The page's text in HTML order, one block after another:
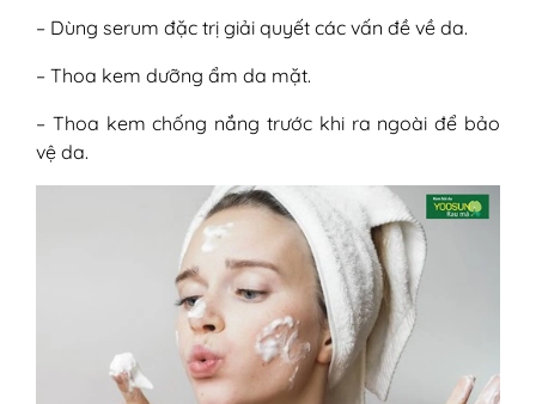
– Dùng serum đặc trị giải quyết các vấn đề về da.
– Thoa kem dưỡng ẩm da mặt.
– Thoa kem chống nắng trước khi ra ngoài để bảo
vệ da.